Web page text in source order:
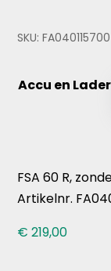
SKU:FA040115700
Accu en Lader
FSA 60 R,
Artikelnr.
€ 219,00